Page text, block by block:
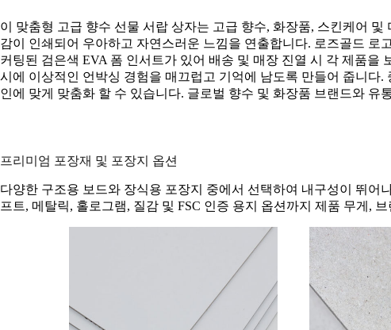
이 맞춤형 고급 향수 선물 서랍 상자는 고급 향수, 화장품, 스킨케어
감이 인쇄되어 우아하고 자연스러운 느낌을 연출합니다. 로즈골드 로
커팅된 검은색 EVA 폼 인서트가 있어 배송 및 매장 진열 시 각 제품
시에 이상적인 언박싱 경험을 매끄럽고 기억에 남도록 만들어 줍니다
인에 맞게 맞춤화 할 수 있습니다. 글로벌 향수 및 화장품 브랜드와 유
프리미엄 포장재 및 포장지 옵션
다양한 구조용 보드와 장식용 포장지 중에서 선택하여 내구성이 뛰어
프트, 메탈릭, 홀로그램, 질감 및 FSC 인증 용지 옵션까지 제품 무게,